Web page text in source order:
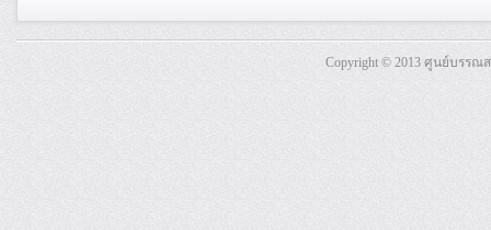
Copyright © 2013 ศูนย์บรร